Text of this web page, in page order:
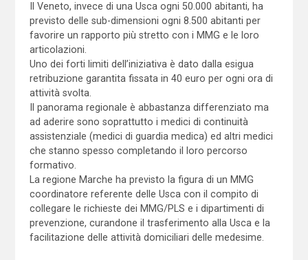
Il Veneto, invece di una Usca ogni 50.000 abitanti, ha
previsto delle sub-dimensioni ogni 8.500 abitanti per
favorire un rapporto più stretto con i MMG e le loro
articolazioni.
Uno dei forti limiti dell’iniziativa è dato dalla esigua
retribuzione garantita fissata in 40 euro per ogni ora di
attività svolta.
Il panorama regionale è abbastanza differenziato ma
ad aderire sono soprattutto i medici di continuità
assistenziale (medici di guardia medica) ed altri medici
che stanno spesso completando il loro percorso
formativo.
La regione Marche ha previsto la figura di un MMG
coordinatore referente delle Usca con il compito di
collegare le richieste dei MMG/PLS e i dipartimenti di
prevenzione, curandone il trasferimento alla Usca e la
facilitazione delle attività domiciliari delle medesime.